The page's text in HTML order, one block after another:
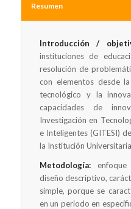
Resumen
Introducción /
instituciones de
resolución de
con elementos desde
tecnológico y la
capacidades de
Investigación en
e Inteligentes (GITESI)
la Institución
Metodología:enfoque
diseño descriptivo,
simple, porque se
en un periodo en